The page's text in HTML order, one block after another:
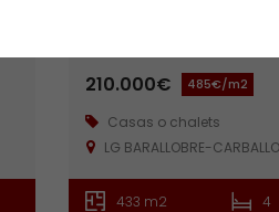
Friol
210.000€ 485€/m2
Casas o chalets
LG BARALLOBRE-CARBALLO
433 m2 4